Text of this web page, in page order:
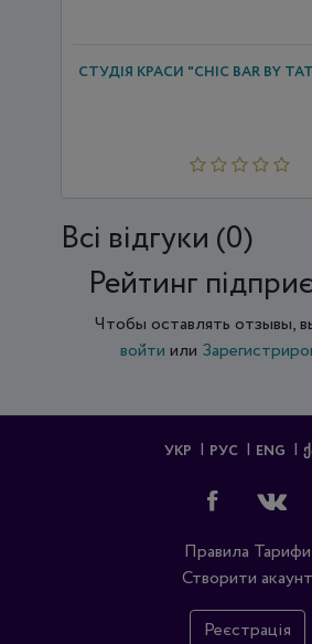
СТУДІЯ КРАСИ "CHIC BAR BY
Всi відгуки (0)
Рейтинг
Чтобы оставлять отзывы,
войти или
УКР РУС ENG
Правила Тарифи
Створити акаунт
Реєстрація